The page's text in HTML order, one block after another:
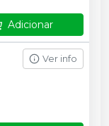
Adicionar
Ver info